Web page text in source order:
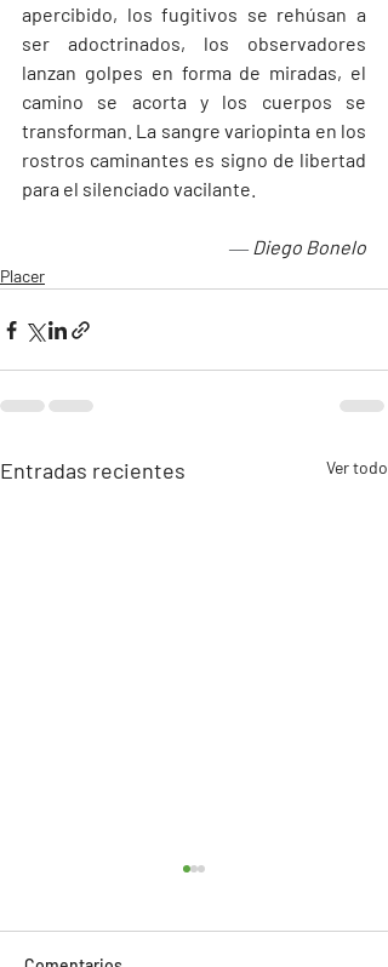
apercibido, los fugitivos se rehúsan a
ser adoctrinados, los observadores
lanzan golpes en forma de miradas, el
camino se acorta y los cuerpos se
transforman. La sangre variopinta en los
rostros caminantes es signo de libertad
para el silenciado vacilante.
― Diego Bonelo
Placer
Entradas recientes Ver todo